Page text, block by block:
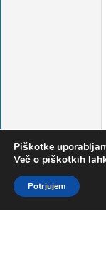
Piškotke
Več o piškotkih
Potrjujem